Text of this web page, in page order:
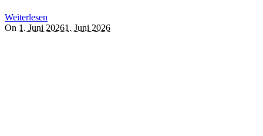
Weiterlesen
On 1. Juni 20261. Juni 2026